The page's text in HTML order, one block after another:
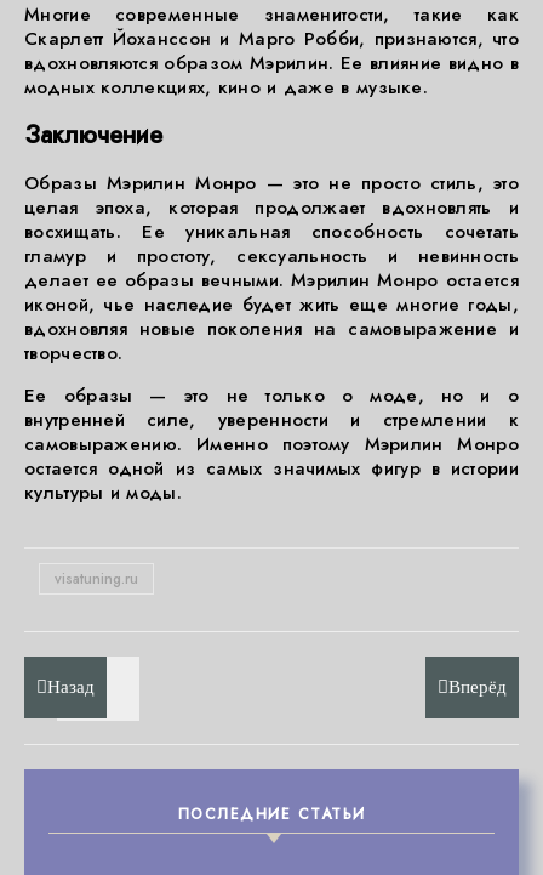
Многие современные знаменитости, такие как
Скарлетт Йоханссон и Марго Робби, признаются, что
вдохновляются образом Мэрилин. Ее влияние видно в
модных коллекциях, кино и даже в музыке.
Заключение
Образы Мэрилин Монро — это не просто стиль, это
целая эпоха, которая продолжает вдохновлять и
восхищать. Ее уникальная способность сочетать
гламур и простоту, сексуальность и невинность
делает ее образы вечными. Мэрилин Монро остается
иконой, чье наследие будет жить еще многие годы,
вдохновляя новые поколения на самовыражение и
творчество.
Ее образы — это не только о моде, но и о
внутренней силе, уверенности и стремлении к
самовыражению. Именно поэтому Мэрилин Монро
остается одной из самых значимых фигур в истории
культуры и моды.
visatuning.ru
Назад Вперёд
ПОСЛЕДНИЕ СТАТЬИ